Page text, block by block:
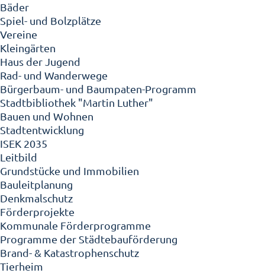
Bäder
Spiel- und Bolzplätze
Vereine
Kleingärten
Haus der Jugend
Rad- und Wanderwege
Bürgerbaum- und Baumpaten-Programm
Stadtbibliothek "Martin Luther"
Bauen und Wohnen
Stadtentwicklung
ISEK 2035
Leitbild
Grundstücke und Immobilien
Bauleitplanung
Denkmalschutz
Förderprojekte
Kommunale Förderprogramme
Programme der Städtebauförderung
Brand- & Katastrophenschutz
Tierheim